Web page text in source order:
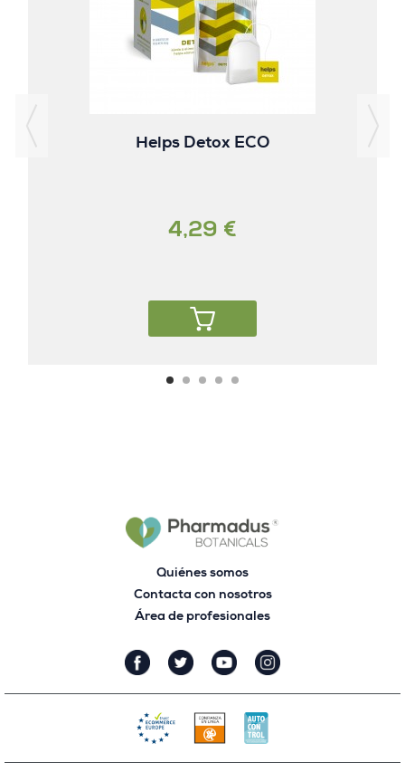
Helps Detox ECO
4,29 €
Quiénes somos
Contacta con nosotros
Área de profesionales